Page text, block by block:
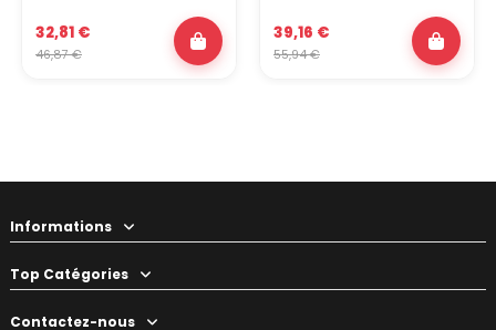
32,81 €
46,87 €
39,16 €
55,94 €
Informations
Top Catégories
Contactez-nous